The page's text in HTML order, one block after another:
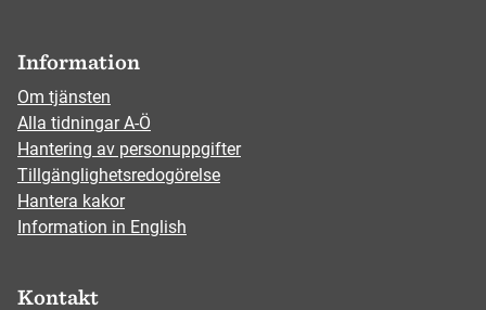
Information
Om tjänsten
Alla tidningar A-Ö
Hantering av personuppgifter
Tillgänglighetsredogörelse
Hantera kakor
Information in English
Kontakt